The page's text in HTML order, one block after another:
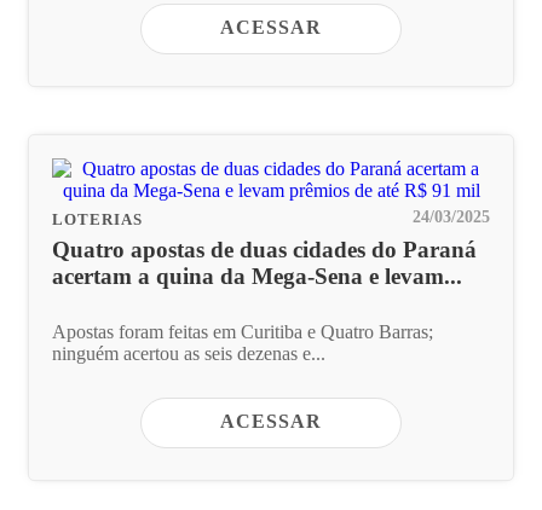
ACESSAR
LOTERIAS 24/03/2025
Quatro apostas de duas cidades do Paraná
acertam a quina da Mega-Sena e levam...
Apostas foram feitas em Curitiba e Quatro Barras;
ninguém acertou as seis dezenas e...
ACESSAR